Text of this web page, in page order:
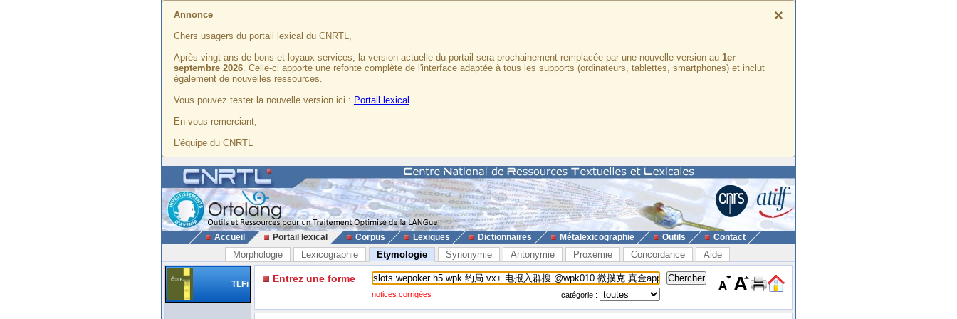
×
Annonce
Chers usagers du portail lexical du CNRTL,
Après vingt ans de bons et loyaux services, la version actuelle du portail sera prochainement remplacée par une nouvelle version au 1er
septembre 2026. Celle-ci apporte une refonte complète de l'interface adaptée à tous les supports (ordinateurs, tablettes, smartphones) et inclut
également de nouvelles ressources.
Vous pouvez tester la nouvelle version ici : Portail lexical
En vous remerciant,
L'équipe du CNRTL
Accueil Portail lexical Corpus Lexiques Dictionnaires Métalexicographie Outils Contact
Morphologie Lexicographie Etymologie Synonymie Antonymie Proxémie Concordance Aide
TLFi Entrez une forme
notices corrigées catégorie :